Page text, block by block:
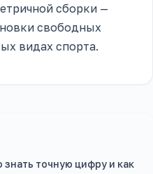
сборки —
свободных
видах спорта.
точную цифру и как